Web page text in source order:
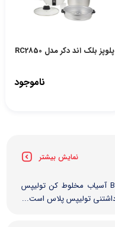
پلوپز بلک اند دکر مدل RC2850
ناموجود
نمایش بیشتر
آسیاب مخلوط کن تولیپس مدل BL-A474 آسیاب مخلوط کن تولیپس